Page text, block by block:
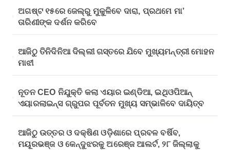
ଅଗଷ୍ଟ ୧୫ରେ ଜେଲ୍‌ରୁ ମୁକୁଳିବେ ଦାରା, ପ୍ରଥମେ ମା’
ତାରିଣୀଙ୍କ ଦର୍ଶନ କରିବେ
ଆଜିଠୁ ତିନିଦିନିଆ ଦିଲ୍ଲୀ ଗସ୍ତରେ ଯିବେ ମୁଖ୍ୟମନ୍ତ୍ରୀ ମୋହନ
ମାଝୀ
ନୂତନ CEO ନିଯୁକ୍ତି କଲା ଏୟାର ଇଣ୍ଡିଆ, ଇଥିଓପିଆନ୍
ଏୟାରଲାଇନ୍ସ ଗ୍ରୁପର ପୂର୍ବତନ ମୁଖ୍ୟ ସମ୍ଭାଳିବେ ଦାୟିତ୍ବ
ଆଜିଠୁ ଉତ୍ତର ଓ ଦକ୍ଷିଣ ଓଡ଼ିଶାରେ ପ୍ରବଳ ବର୍ଷିବ,
ମୟୂରଭଞ୍ଜ ଓ କେନ୍ଦୁଝରକୁ ଅରେଞ୍ଜ ଆଲର୍ଟ, ୨୮ ଜିଲ୍ଲାକୁ